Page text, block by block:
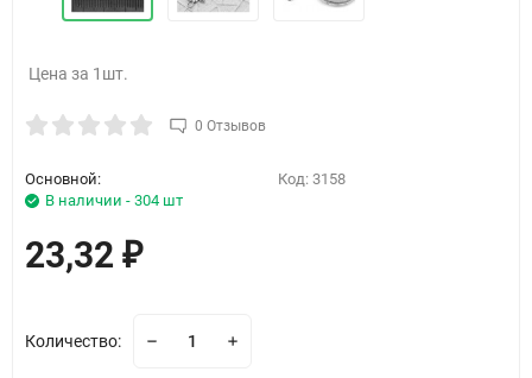
Цена за 1шт.
0 Отзывов
Основной:
В наличии - 304 шт
Код: 3158
23,32 ₽
Количество: